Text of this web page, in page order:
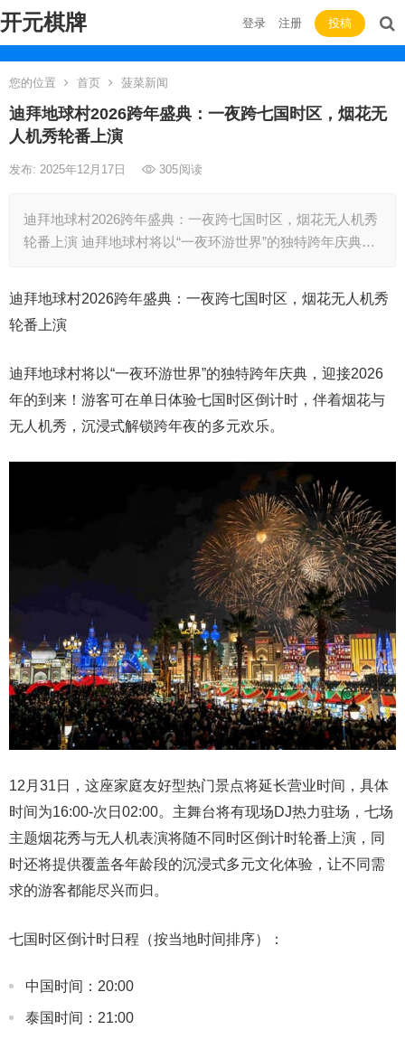
开元棋牌 登录 注册 投稿
您的位置 首页 菠菜新闻
迪拜地球村2026跨年盛典：一夜跨七国时区，烟花无
人机秀轮番上演
发布: 2025年12月17日 305阅读
迪拜地球村2026跨年盛典：一夜跨七国时区，烟花无人机秀
轮番上演 迪拜地球村将以“一夜环游世界”的独特跨年庆典…
迪拜地球村2026跨年盛典：一夜跨七国时区，烟花无人机秀
轮番上演
迪拜地球村将以“一夜环游世界”的独特跨年庆典，迎接2026
年的到来！游客可在单日体验七国时区倒计时，伴着烟花与
无人机秀，沉浸式解锁跨年夜的多元欢乐。
12月31日，这座家庭友好型热门景点将延长营业时间，具体
时间为16:00-次日02:00。主舞台将有现场DJ热力驻场，七场
主题烟花秀与无人机表演将随不同时区倒计时轮番上演，同
时还将提供覆盖各年龄段的沉浸式多元文化体验，让不同需
求的游客都能尽兴而归。
七国时区倒计时日程（按当地时间排序）：
中国时间：20:00
泰国时间：21:00